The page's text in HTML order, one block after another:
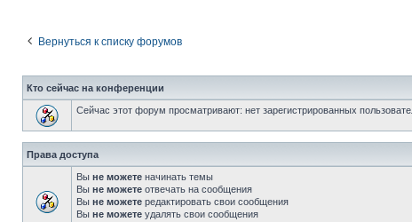
Вернуться к списку форумов
Кто сейчас на конференции
Сейчас этот форум просматривают: нет зарегистрированных
Права доступа
Вы не можете начинать темы
Вы не можете отвечать на сообщения
Вы не можете редактировать свои сообщения
Вы не можете удалять свои сообщения